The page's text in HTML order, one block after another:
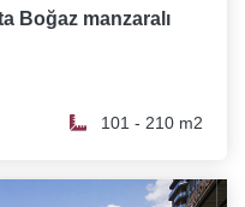
Boğaz manzaralı
101 - 210 m2